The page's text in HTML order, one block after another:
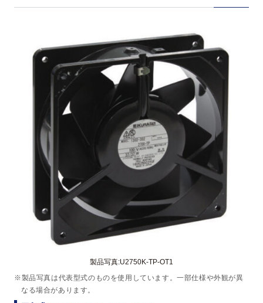
製品写真:U2750K-TP-OT1
※製品写真は代表型式のものを使用しています。一部仕様や外観が異
なる場合があります。